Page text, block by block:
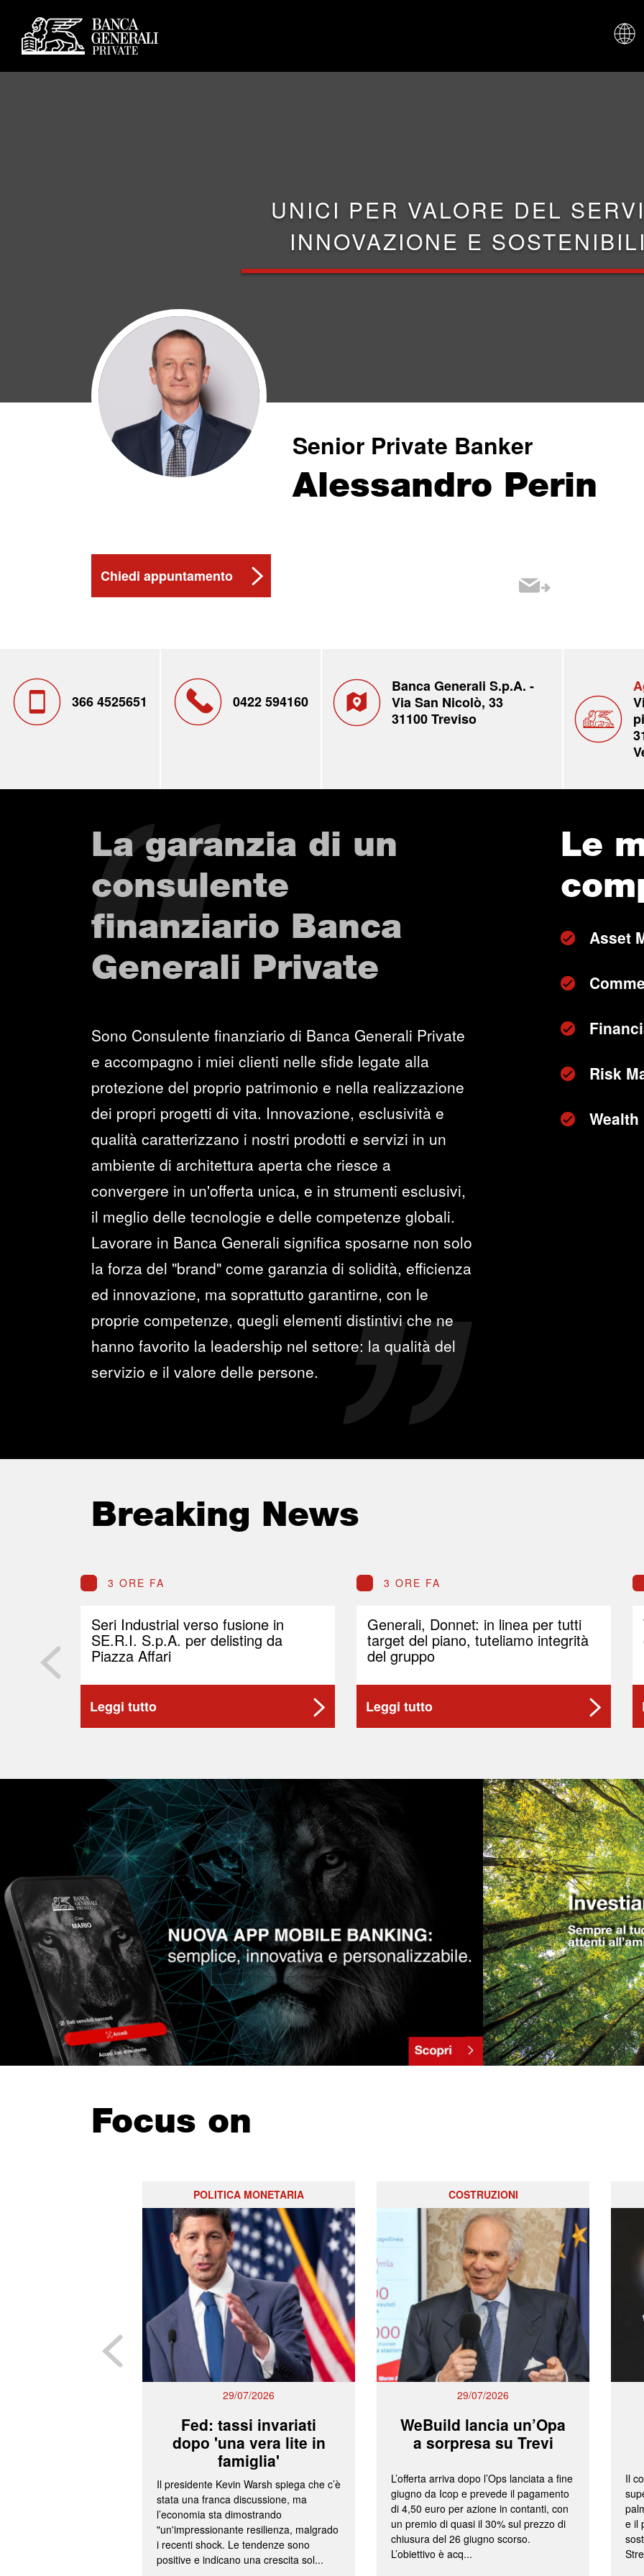
UNICI PER VALORE DEL
INNOVAZIONE E
Senior Private Banker
Alessandro Perin
Chiedi appuntamento
366 4525651 0422 594160
Banca Generali S.p.A. -
Via San Nicolò, 33
31100 Treviso
La garanzia di un
consulente
finanziario Banca
Generali Private
Sono Consulente finanziario di Banca Generali Private
e accompagno i miei clienti nelle sfide legate alla
protezione del proprio patrimonio e nella realizzazione
dei propri progetti di vita. Innovazione, esclusività e
qualità caratterizzano i nostri prodotti e servizi in un
ambiente di architettura aperta che riesce a
convergere in un'offerta unica, e in strumenti esclusivi,
il meglio delle tecnologie e delle competenze globali.
Lavorare in Banca Generali significa sposarne non solo
la forza del "brand" come garanzia di solidità, efficienza
ed innovazione, ma soprattutto garantirne, con le
proprie competenze, quegli elementi distintivi che ne
hanno favorito la leadership nel settore: la qualità del
servizio e il valore delle persone.
Le
Asset
Risk
Breaking News
3 ORE FA
Seri Industrial verso fusione in
SE.R.I. S.p.A. per delisting da
Piazza Affari
Leggi tutto
3 ORE FA
Generali, Donnet: in linea per tutti
target del piano, tuteliamo integrità
del gruppo
Leggi tutto
Focus on
POLITICA MONETARIA
29/07/2026
Fed: tassi invariati
dopo 'una vera lite in
famiglia'
Il presidente Kevin Warsh spiega che c’è
stata una franca discussione, ma
l’economia sta dimostrando
"un'impressionante resilienza, malgrado
i recenti shock. Le tendenze sono
positive e indicano una crescita sol...
COSTRUZIONI
29/07/2026
WeBuild lancia un’Opa
a sorpresa su Trevi
L’offerta arriva dopo l’Ops lanciata a fine
giugno da Icop e prevede il pagamento
di 4,50 euro per azione in contanti, con
un premio di quasi il 30% sul prezzo di
chiusura del 26 giugno scorso.
L’obiettivo è acq...
Il
e il